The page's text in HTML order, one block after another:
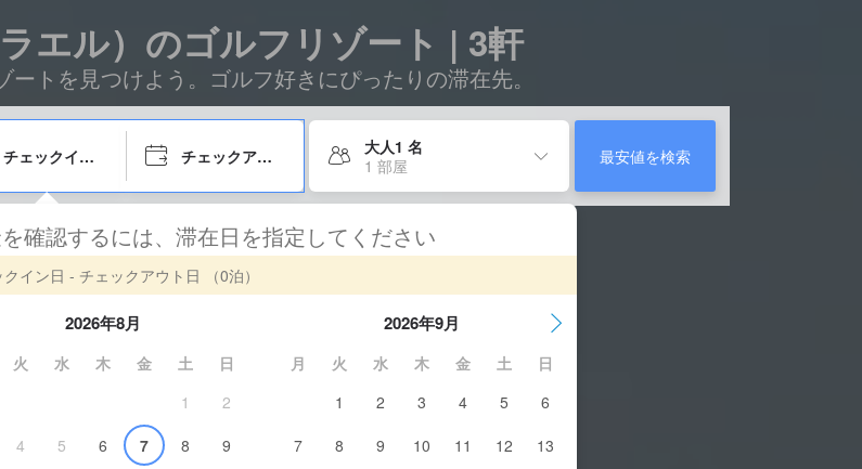
エル）のゴルフリゾート | 3軒
トを見つけよう。ゴルフ好きにぴったりの滞在先。
チェックイン日 チェックアウト日
大人1 名
1 部屋
最安値を検索
確認するには、滞在日を指定してください
クイン日 - チェックアウト日 （0泊）
2026年8月
火 水 木 金 土
日
1
2
4 5 6 7 8
9
2026年9月
月 火 水 木 金 土
日
1
2 3 4 5
6
7
8 9 10 11 12
13